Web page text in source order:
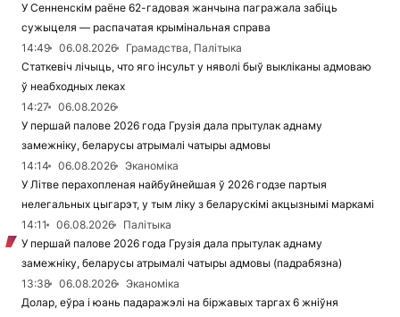
У Сенненскім раёне 62-гадовая жанчына пагражала забіць
сужыцеля — распачатая крымінальная справа
14:49
06.08.2026
Грамадства, Палітыка
Статкевіч лічыць, что яго інсульт у няволі быў выкліканы адмоваю
ў неабходных леках
14:27
06.08.2026
У першай палове 2026 года Грузія дала прытулак аднаму
замежніку, беларусы атрымалі чатыры адмовы
14:14
06.08.2026
Эканоміка
У Літве перахопленая найбуйнейшая ў 2026 годзе партыя
нелегальных цыгарэт, у тым ліку з беларускімі акцызнымі маркамі
14:11
06.08.2026
Палітыка
У першай палове 2026 года Грузія дала прытулак аднаму
замежніку, беларусы атрымалі чатыры адмовы (падрабязна)
13:38
06.08.2026
Эканоміка
Долар, еўра і юань падаражэлі на біржавых таргах 6 жніўня